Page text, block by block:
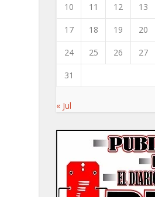
10 11 12 13
17 18 19 20
24 25 26 27
31
« Jul